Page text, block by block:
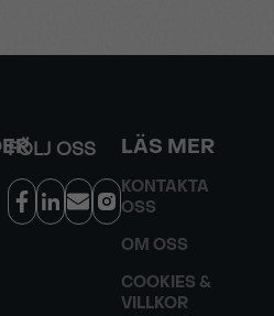
FÖLJ OSS LÄS MER
KONTAKTA
OSS
OM OSS
COOKIES &
VILLKOR